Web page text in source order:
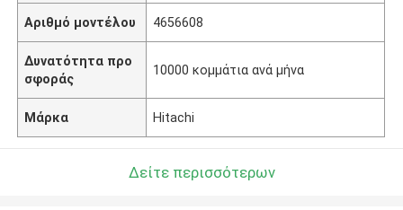
Αριθμό μοντέλου 4656608
Δυνατότητα προ
σφοράς
10000 κομμάτια ανά μήνα
Μάρκα Hitachi
Δείτε περισσότερων